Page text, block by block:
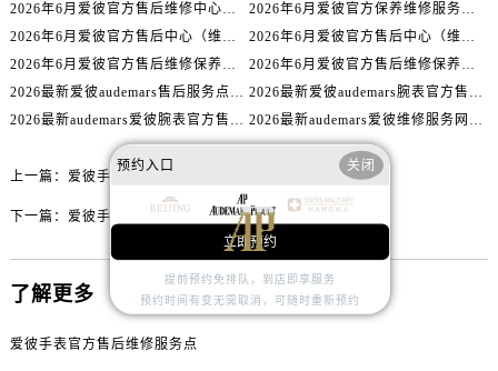
内蒙古自治区兴安盟市乌兰浩特市兴安大街爱彼售后服务中心（需提前预约）
山西省大同市平城区迎宾街爱彼售后服务中心（需提前预约）
山西省晋城市城区黄华街爱彼售后服务中心（需提前预约）
山西省晋中市榆次区顺城街爱彼售后服务中心（需提前预约）
2026年6月爱彼官方售后维修中心及保养中心迁址新增全记录文本内容
2026年6月爱彼官方保养维修服务站点迁移及新设总览文件详细说明公示
2026年6月爱彼官方售后中心（维修保养）网点迁移及新设补充最终版发布完毕
2026年6月爱彼官方售后中心（维修保养）网点最终迁移及新设确认
2026年6月爱彼官方售后维修保养站点清单补充最终版（搬迁+新开）
2026年6月爱彼官方售后维修保养网络迁址及新设点速报
2026最新爱彼audemars售后服务点地址调研报告
2026最新爱彼audemars腕表官方售后维修点地址考察报告
2026最新audemars爱彼腕表官方售后服务网点地址考察报告
2026最新audemars爱彼维修服务网点地址考察报告
上一篇： 爱彼手表表蒙有划痕解决办法详解
下一篇： 爱彼手表表针不走了处理方法集锦
了解更多
爱彼手表官方售后维修服务点
预约入口 关闭
立即预约
提前预约免排队，到店即享服务
预约时间有变无需取消，可随时重新预约